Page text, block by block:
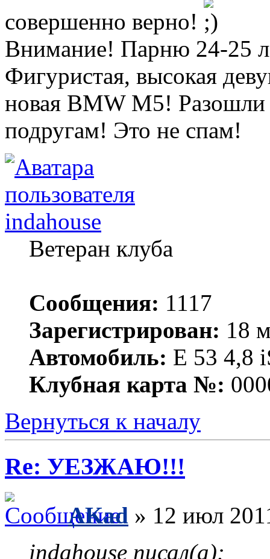
совершенно верно!
Внимание! Парню 24-25
Фигуристая, высокая
новая BMW M5! Разошли
подругам! Это не спам!
indahouse
Ветеран клуба
Сообщения: 1117
Зарегистрирован: 18
Автомобиль: Е 53 4,8
Клубная карта №:
Вернуться к началу
Re: УЕЗЖАЮ!!!
AKad » 12 июл
indahouse писал(а):